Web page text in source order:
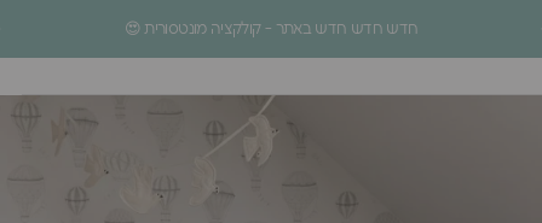
חדש חדש חדש באתר - קולקציה מונטסורית 😍